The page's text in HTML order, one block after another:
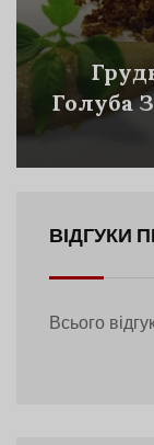
Голуба
ВІДГУКИ
Всього